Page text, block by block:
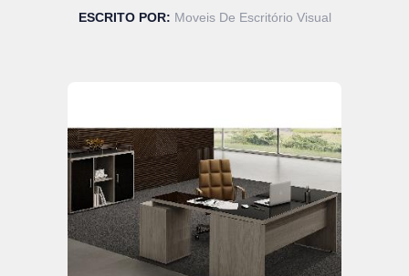
ESCRITO POR: Moveis De Escritório Visual